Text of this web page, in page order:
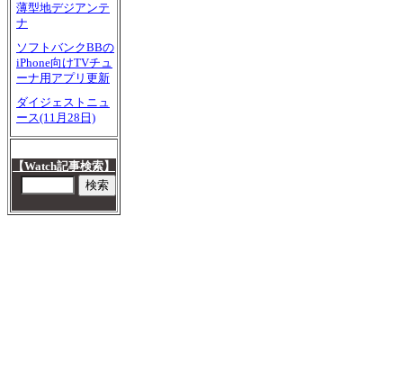
薄型地デジアンテ
ナ
ソフトバンクBBの
iPhone向けTVチュ
ーナ用アプリ更新
ダイジェストニュ
ース(11月28日)
【Watch記事検索】